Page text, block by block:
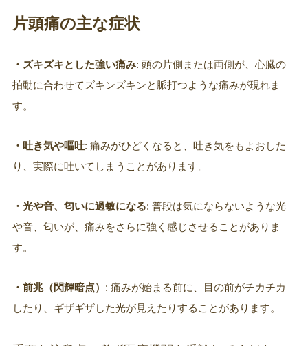
片頭痛の主な症状
・ズキズキとした強い痛み: 頭の片側または両側が、心臓の
拍動に合わせてズキンズキンと脈打つような痛みが現れま
す。
・吐き気や嘔吐: 痛みがひどくなると、吐き気をもよおした
り、実際に吐いてしまうことがあります。
・光や音、匂いに過敏になる: 普段は気にならないような光
や音、匂いが、痛みをさらに強く感じさせることがありま
す。
・前兆（閃輝暗点） : 痛みが始まる前に、目の前がチカチカ
したり、ギザギザした光が見えたりすることがあります。